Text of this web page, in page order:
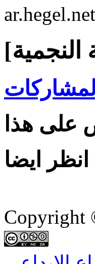
ar.hegel.net
المشاركات
على هذا
انظر ايضا
Copyright